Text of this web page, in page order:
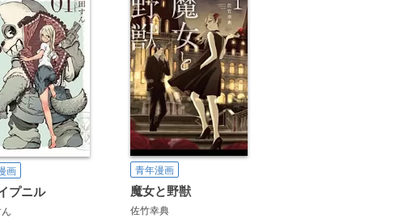
画
プニル
青年漫画
魔女と野獣
佐竹幸典